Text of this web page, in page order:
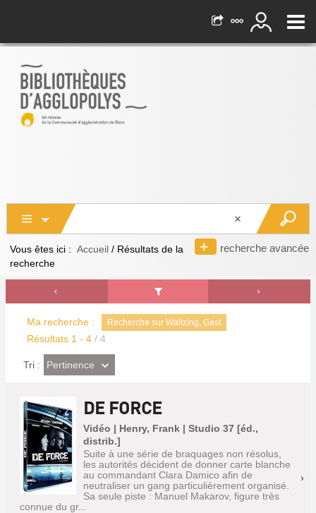
recherche avancée
Vous êtes ici : Accueil / Résultats de la
recherche
Ma recherche : Recherche sur Waltzing, Gast
Résultats 1 - 4 / 4
Tri : (Effet
imédiat)
Pertinence
DE FORCE
Vidéo | Henry, Frank | Studio 37 [éd.,
distrib.]
Suite à une série de braquages non résolus,
les autorités décident de donner carte blanche
au commandant Clara Damico afin de
neutraliser un gang particulièrement organisé.
Sa seule piste : Manuel Makarov, figure très
connue du gr...